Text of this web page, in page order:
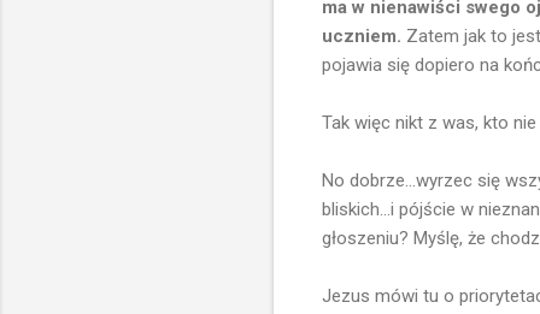
ma w nienawiści swego
uczniem. Zatem jak to
pojawia się dopiero na
Tak więc nikt z was, kto
No dobrze...wyrzec się
bliskich...i pójście w
głoszeniu? Myślę, że
Jezus mówi tu o